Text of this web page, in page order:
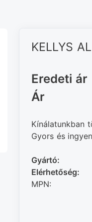
KELLYS
Eredeti ár
Ár
Kínálatunkban
Gyors és
Gyártó:
Elérhetőség:
MPN: